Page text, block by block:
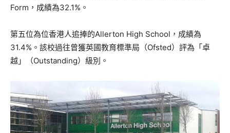
Form，成績為32.1%。
第五位為位香港人追捧的Allerton High School，成績為
31.4%。該校過往曾獲英國教育標準局（Ofsted）評為「卓
越」（Outstanding）級別。